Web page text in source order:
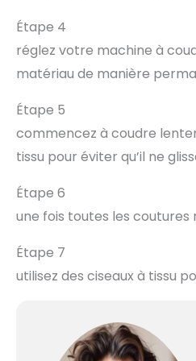
Étape 4
réglez votre machine à
matériau de manière
Étape 5
commencez à coudre
tissu pour éviter qu’il ne
Étape 6
une fois toutes les coutures
Étape 7
utilisez des ciseaux à tissu